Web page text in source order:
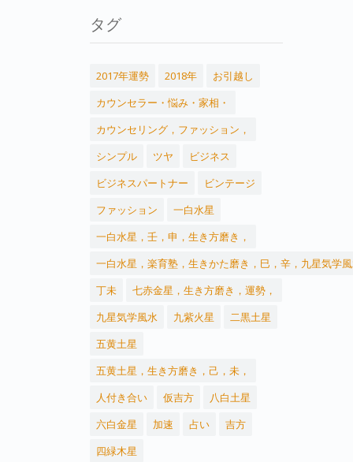
タグ
2017年運勢 2018年
お引越し
カウンセラー・悩み・家相・
カウンセリング，ファッション，
シンプル
ツヤ
ビジネス
ビジネスパートナー
ビンテージ
ファッション
一白水星
一白水星，壬，申，生き方磨き，
一白水星，楽育塾，生きかた磨き，巳，辛，九星気学
丁未
七赤金星，生き方磨き，運勢，
九星気学風水
九紫火星
二黒土星
五黄土星
五黄土星，生き方磨き，己，未，
人付き合い
仮吉方
八白土星
六白金星
加速 占い
吉方
四緑木星